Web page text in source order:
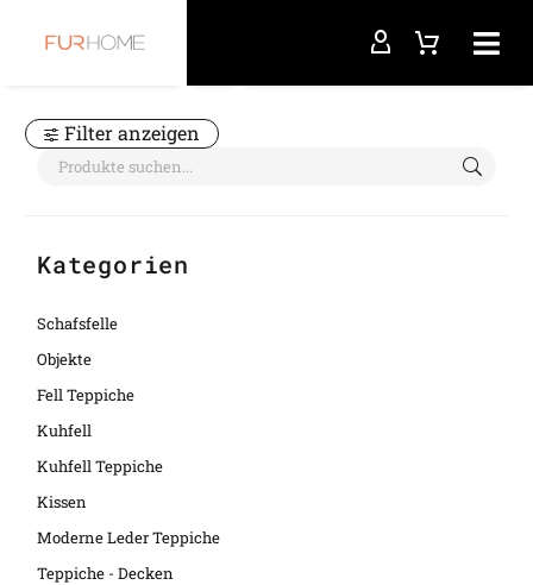
Filter anzeigen
Kategorien
Schafsfelle
Objekte
Fell Teppiche
Kuhfell
Kuhfell Teppiche
Kissen
Moderne Leder Teppiche
Teppiche - Decken